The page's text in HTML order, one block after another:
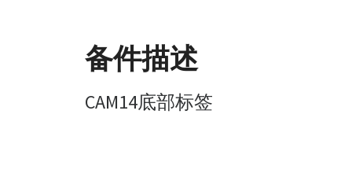
备件描述
CAM14底部标签